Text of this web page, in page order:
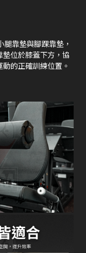
靠墊與腳踝靠墊，
位於膝蓋下方，協
的正確訓練位置。